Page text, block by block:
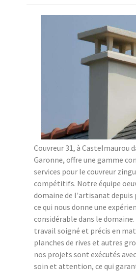
Couvreur 31, à Castelmaurou
Garonne, offre une gamme
services pour le couvreur
compétitifs. Notre équipe
domaine de l'artisanat depuis
ce qui nous donne une
considérable dans le domaine.
travail soigné et précis en
planches de rives et autres
nos projets sont exécutés
soin et attention, ce qui